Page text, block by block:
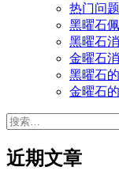
热门问题
黑曜石
黑曜石
金曜石
黑曜石
金曜石
搜
近期文章